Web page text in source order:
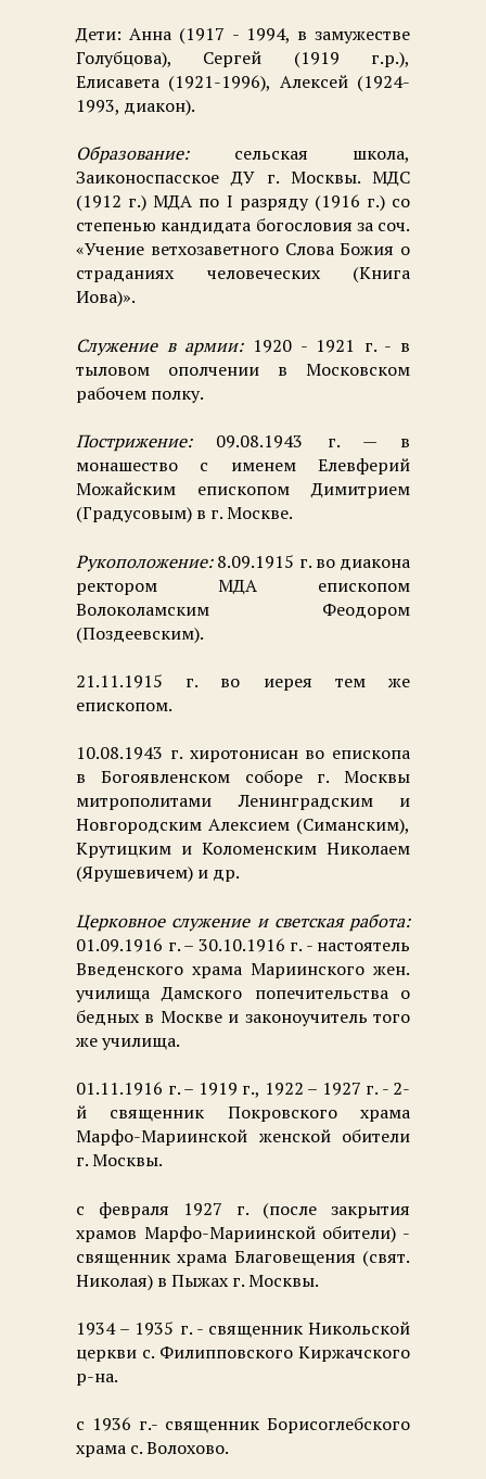
Дети: Анна (1917 - 1994, в замужестве
Голубцова), Сергей (1919 г.р.),
Елисавета (1921-1996), Алексей (1924-
1993, диакон).
Образование:сельская школа,
Заиконоспасское ДУ г. Москвы. МДС
(1912 г.) МДА по I разряду (1916 г.) со
степенью кандидата богословия за соч.
«Учение ветхозаветного Слова Божия о
страданиях человеческих (Книга
Иова)».
Служение в армии:1920 - 1921 г. - в
тыловом ополчении в Московском
рабочем полку.
Пострижение:09.08.1943 г. — в
монашество с именем Елевферий
Можайским епископом Димитрием
(Градусовым) в г. Москве.
Рукоположение:8.09.1915 г. во диакона
ректором МДА епископом
Волоколамским Феодором
(Поздеевским).
21.11.1915 г. во иерея тем же
епископом.
10.08.1943 г. хиротонисан во епископа
в Богоявленском соборе г. Москвы
митрополитами Ленинградским и
Новгородским Алексием (Симанским),
Крутицким и Коломенским Николаем
(Ярушевичем) и др.
Церковное служение и светская работа:
01.09.1916 г. – 30.10.1916 г. - настоятель
Введенского храма Мариинского жен.
училища Дамского попечительства о
бедных в Москве и законоучитель того
же училища.
01.11.1916 г. – 1919 г., 1922 – 1927 г. - 2-
й священник Покровского храма
Марфо-Мариинской женской обители
г. Москвы.
с февраля 1927 г. (после закрытия
храмов Марфо-Мариинской обители) -
священник храма Благовещения (свят.
Николая) в Пыжах г. Москвы.
1934 – 1935 г. - священник Никольской
церкви с. Филипповского Киржачского
р-на.
с 1936 г.- священник Борисоглебского
храма с. Волохово.